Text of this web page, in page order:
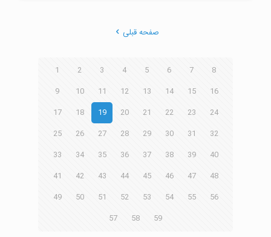
صفحه قبلی
1 2 3 4 5 6 7
8
9
10 11 12 13 14 15
16
17
18 19 20 21 22 23
24
25
26 27 28 29 30 31
32
33
34 35 36 37 38 39
40
41
42 43 44 45 46 47
48
49
50 51 52 53 54 55
56
57
58 59